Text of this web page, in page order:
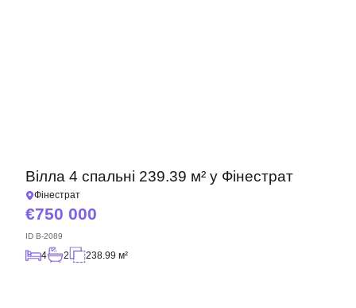
Вілла 4 спальні 239.39 м² у Фінестрат
Фінестрат
750 000
ID B-2089
4 2 238.99 м²